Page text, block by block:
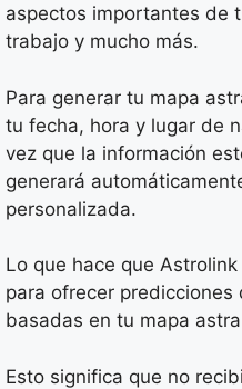
aspectos importantes de
trabajo y mucho más.
Para generar tu mapa
tu fecha, hora y lugar de
vez que la información
generará
personalizada.
Lo que hace que
para ofrecer predicciones
basadas en tu mapa
Esto significa que no